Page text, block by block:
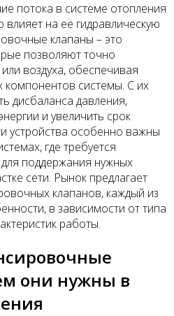
потока в системе отопления
на её гидравлическую
клапаны – это
позволяют точно
воздуха, обеспечивая
компонентов системы. С их
давления,
и увеличить срок
устройства особенно важны
где требуется
поддержания нужных
сети. Рынок предлагает
клапанов, каждый из
в зависимости от типа
работы.
они нужны в